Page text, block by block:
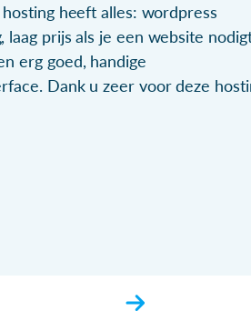
heeft alles: wordpress
laag prijs als je een website
erg goed, handige
Dank u zeer voor deze